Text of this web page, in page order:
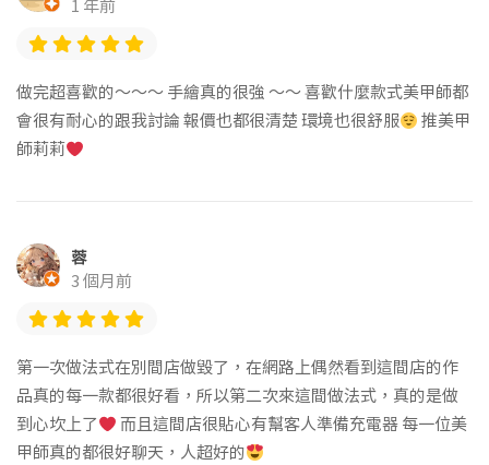
1 年前
做完超喜歡的～～～ 手繪真的很強 ～～ 喜歡什麼款式美甲師都
會很有耐心的跟我討論 報價也都很清楚 環境也很舒服
推美甲
師莉莉
蓉
3 個月前
第一次做法式在別間店做毀了，在網路上偶然看到這間店的作
品真的每一款都很好看，所以第二次來這間做法式，真的是做
到心坎上了
而且這間店很貼心有幫客人準備充電器 每一位美
甲師真的都很好聊天，人超好的